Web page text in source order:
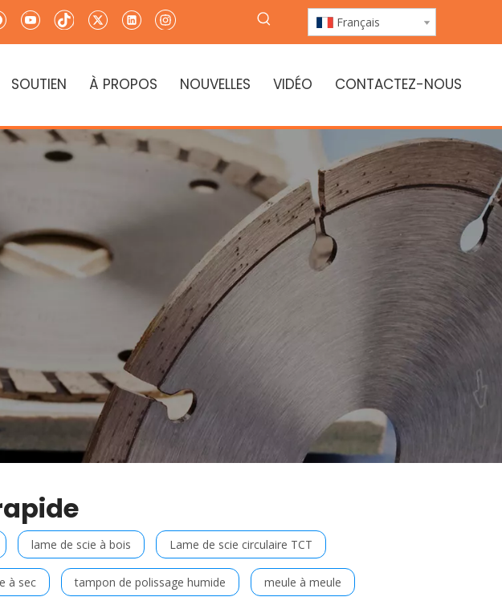
Français
SOUTIEN À PROPOS NOUVELLES VIDÉO CONTACTEZ-NOUS
lame de scie à bois Lame de scie circulaire TCT
à sec tampon de polissage humide meule à meule